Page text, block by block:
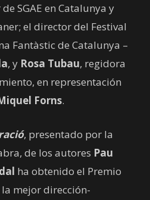
SGAE en Catalunya y
el director del Festival
Fantàstic de Catalunya –
, y Rosa Tubau, regidora
en representación
Forns.
, presentado por la
de los autores Pau
ha obtenido el Premio
la mejor dirección-